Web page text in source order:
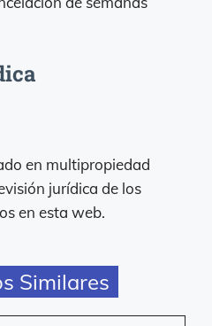
en multipropiedad
jurídica de los
en esta web.
Similares